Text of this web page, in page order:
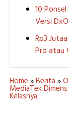
10
Versi
Rp3
Pro atau
Home »Berita »
MediaTek
Kelasnya